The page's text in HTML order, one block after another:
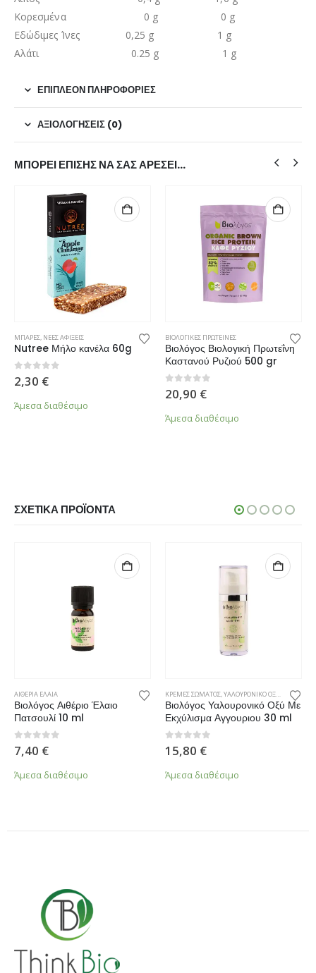
Κορεσμένα 0 g 0 g
Εδώδιμες Ίνες 0,25 g 1 g
Αλάτι 0.25 g 1 g
ΕΠΙΠΛΈΟΝ ΠΛΗΡΟΦΟΡΊΕΣ
ΑΞΙΟΛΟΓΉΣΕΙΣ (0)
ΜΠΟΡΕΊ ΕΠΊΣΗΣ ΝΑ ΣΑΣ ΑΡΈΣΕΙ…
ΜΠΑΡΕΣ, ΝΕΕΣ ΑΦΙΞΕΙΣ
Nutree Μήλο κανέλα 60g
0 από 5
2,30 €
Άμεσα διαθέσιμο
ΒΙΟΛΟΓΙΚΕΣ ΠΡΩΤΕΙΝΕΣ
Βιολόγος Βιολογική Πρωτεΐνη
Καστανού Ρυζιού 500 gr
0 από 5
20,90 €
Άμεσα διαθέσιμο
ΣΧΕΤΙΚΆ ΠΡΟΪΌΝΤΑ
ΑΙΘΕΡΙΑ ΕΛΑΙΑ
Βιολόγος Αιθέριο Έλαιο
Πατσουλί 10 ml
0 από 5
7,40 €
Άμεσα διαθέσιμο
ΚΡΕΜΕΣ ΣΩΜΑΤΟΣ,ΥΑΛΟΥΡΟΝΙΚΟ ΟΞΥ ,
Βιολόγος Υαλουρονικό Οξύ Με
Εκχύλισμα Αγγουριου 30 ml
0 από 5
15,80 €
Άμεσα διαθέσιμο